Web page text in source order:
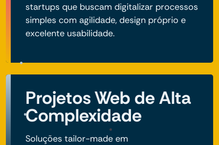
startups que buscam digitalizar processos
simples com agilidade, design próprio e
excelente usabilidade.
Projetos Web de Alta
Complexidade
Soluções tailor-made em